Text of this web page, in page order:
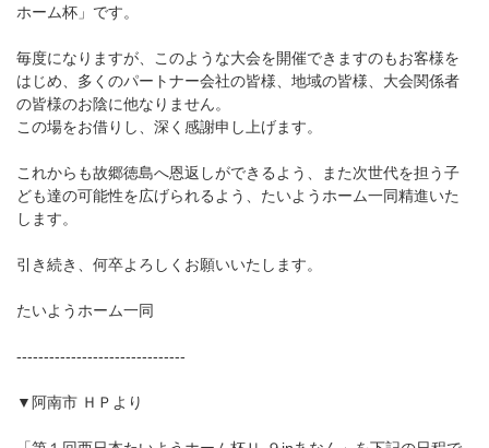
ホーム杯」です。
毎度になりますが、このような大会を開催できますのもお客様を
はじめ、多くのパートナー会社の皆様、地域の皆様、大会関係者
の皆様のお陰に他なりません。
この場をお借りし、深く感謝申し上げます。
これからも故郷徳島へ恩返しができるよう、また次世代を担う子
ども達の可能性を広げられるよう、たいようホーム一同精進いた
します。
引き続き、何卒よろしくお願いいたします。
たいようホーム一同
-------------------------------
▼阿南市 ＨＰより